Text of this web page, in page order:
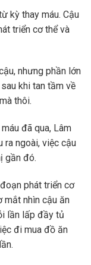
kỳ thay máu. Cậu
triển cơ thể và
nhưng phần lớn
khi tan tầm về
thôi.
đã qua, Lâm
ra ngoài, việc cậu
gần đó.
phát triển cơ
mắt nhìn cậu ăn
lần lấp đầy tủ
đi mua đồ ăn